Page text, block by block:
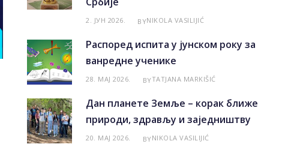
2. ЈУН 2026. BYNIKOLA VASILIJIĆ
Распоред испита у јунском року за
ванредне ученике
28. МАЈ 2026. BYTATJANA MARKIŠIĆ
Дан планете Земље – корак ближе
природи, здрављу и заједништву
20. МАЈ 2026. BYNIKOLA VASILIJIĆ